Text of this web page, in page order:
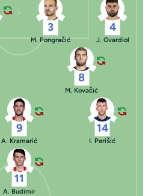
4
J. Gvardiol
3
M. Pongračić
8
M. Kovačić
14
I. Perišić
9
A. Kramarić
11
A. Budimir